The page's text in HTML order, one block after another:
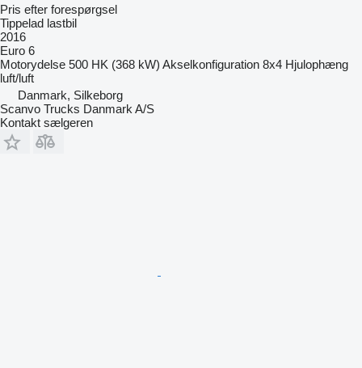
Pris efter forespørgsel
Tippelad lastbil
2016
Euro 6
Motorydelse 500 HK (368 kW) Akselkonfiguration 8x4 Hjulophæng
luft/luft
Danmark, Silkeborg
Scanvo Trucks Danmark A/S
Kontakt sælgeren